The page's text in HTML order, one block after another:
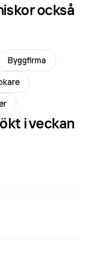
också
Byggfirma
i veckan